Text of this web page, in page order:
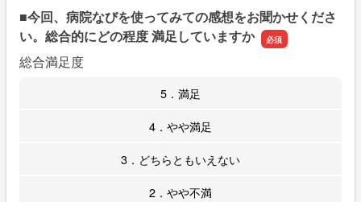
■今回、病院なびを使ってみての感想をお聞かせくださ
い。総合的にどの程度 満足していますか
総合満足度
5．満足
4．やや満足
3．どちらともいえない
2．やや不満